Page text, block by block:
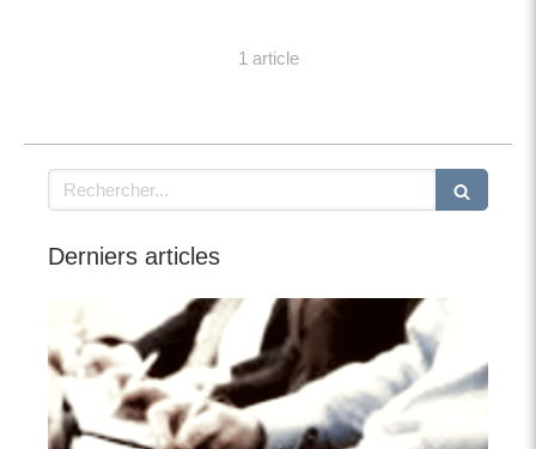
1 article
Rechercher
Derniers articles